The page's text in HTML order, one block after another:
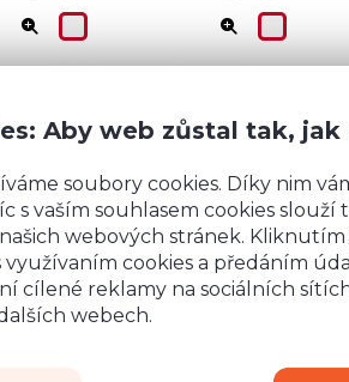
+99 Kč/Ks
Aby web zůstal tak, jak
soubory cookies. Díky nim
s vaším souhlasem cookies slouží
webových stránek. Kliknutím
využívaním cookies a předáním
cílené reklamy na sociálních
webech.